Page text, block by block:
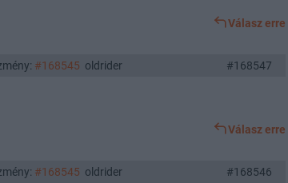
Válasz erre
#168545 oldrider #168547
Válasz erre
#168545 oldrider #168546